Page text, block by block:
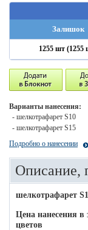
Залишок
1255 шт (1255
Варианты нанесения:
- шелкотрафарет S10
- шелкотрафарет S15
Подробно о нанесении
Описание,
шелкотрафарет
Цена нанесения в
цветов